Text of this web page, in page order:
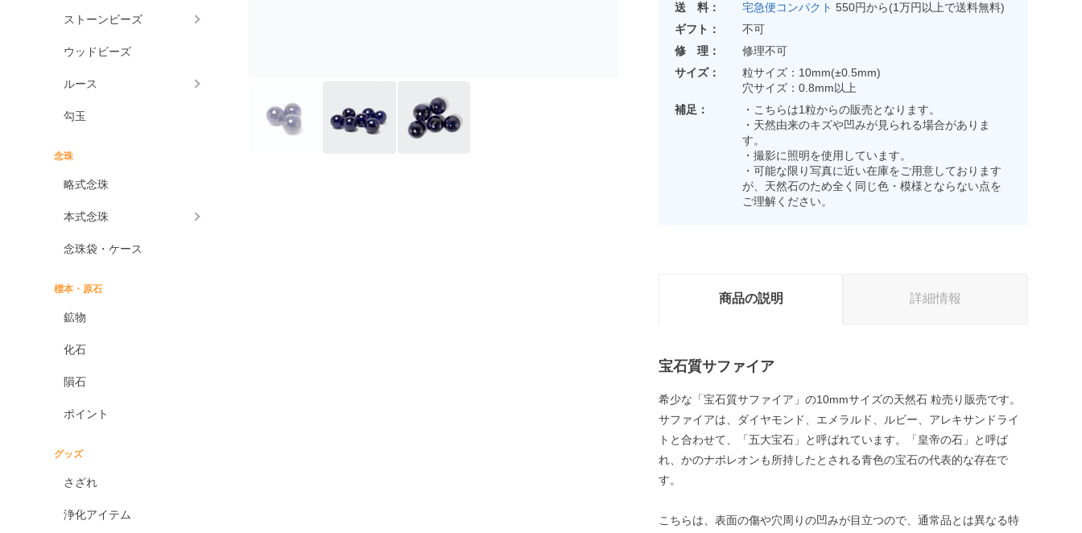
ストーンビーズ
ウッドビーズ
ルース
勾玉
念珠
略式念珠
本式念珠
念珠袋・ケース
標本・原石
鉱物
化石
隕石
ポイント
グッズ
さざれ
浄化アイテム
送 料：
宅急便コンパクト 550円から(1万円以上で送料無料)
ギフト：
不可
修 理：
修理不可
サイズ：
粒サイズ：10mm(±0.5mm)
穴サイズ：0.8mm以上
補足：
・こちらは1粒からの販売となります。
・天然由来のキズや凹みが見られる場合がありま
す。
・撮影に照明を使用しています。
・可能な限り写真に近い在庫をご用意しております
が、天然石のため全く同じ色・模様とならない点を
ご理解ください。
商品の説明 詳細情報
宝石質サファイア
希少な「宝石質サファイア」の10mmサイズの天然石 粒売り販売です。
サファイアは、ダイヤモンド、エメラルド、ルビー、アレキサンドライ
トと合わせて、「五大宝石」と呼ばれています。「皇帝の石」と呼ば
れ、かのナポレオンも所持したとされる青色の宝石の代表的な存在で
す。
こちらは、表面の傷や穴周りの凹みが目立つので、通常品とは異なる特